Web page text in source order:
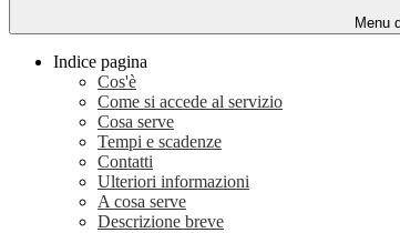
Menu
Indice pagina
Cos'è
Come si accede al servizio
Cosa serve
Tempi e scadenze
Contatti
Ulteriori informazioni
A cosa serve
Descrizione breve